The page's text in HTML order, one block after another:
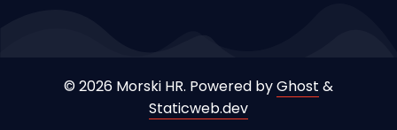
© 2026 Morski HR. Powered byGhost &
Staticweb.dev